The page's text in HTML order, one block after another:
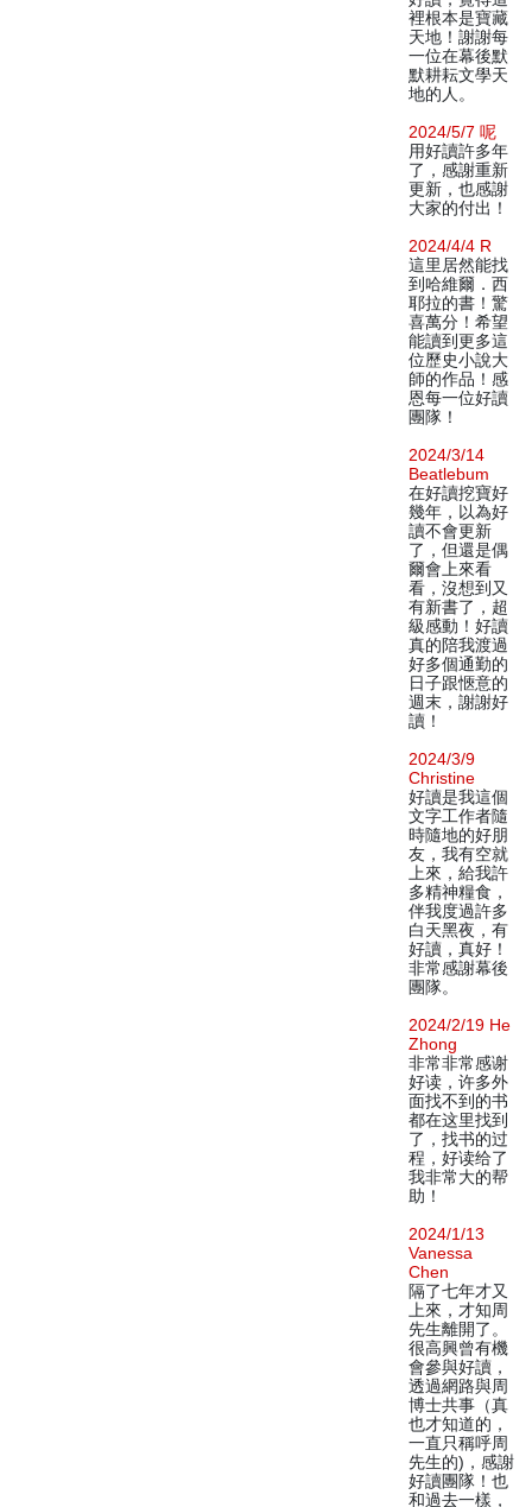
裡根本是寶藏
天地！謝謝每
一位在幕後默
默耕耘文學天
地的人。
2024/5/7 呢
用好讀許多年
了，感謝重新
更新，也感謝
大家的付出！
2024/4/4 R
這里居然能找
到哈維爾．西
耶拉的書！驚
喜萬分！希望
能讀到更多這
位歷史小說大
師的作品！感
恩每一位好讀
團隊！
2024/3/14
Beatlebum
在好讀挖寶好
幾年，以為好
讀不會更新
了，但還是偶
爾會上來看
看，沒想到又
有新書了，超
級感動！好讀
真的陪我渡過
好多個通勤的
日子跟愜意的
週末，謝謝好
讀！
2024/3/9
Christine
好讀是我這個
文字工作者隨
時隨地的好朋
友，我有空就
上來，給我許
多精神糧食，
伴我度過許多
白天黑夜，有
好讀，真好！
非常感謝幕後
團隊。
2024/2/19 He
Zhong
非常非常感谢
好读，许多外
面找不到的书
都在这里找到
了，找书的过
程，好读给了
我非常大的帮
助！
2024/1/13
Vanessa
Chen
隔了七年才又
上來，才知周
先生離開了。
很高興曾有機
會參與好讀，
透過網路與周
博士共事（真
也才知道的，
一直只稱呼周
先生的)，感謝
好讀團隊！也
和過去一樣，